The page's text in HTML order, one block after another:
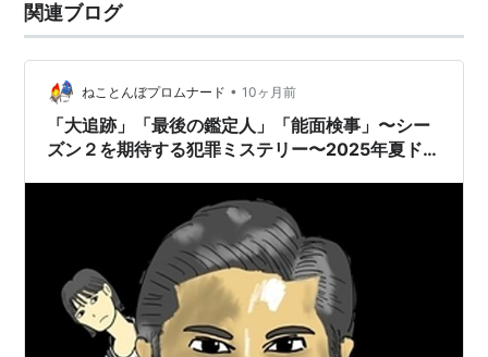
星の校則を知らない」です。このドラマは学園青春もの
ではあるのでしょうが、一風変わって…
関連ブログ
ねことんぼプロムナード • 10ヶ月前
「大追跡」「最後の鑑定人」「能面検事」〜シー
ズン２を期待する犯罪ミステリー〜2025年夏ドラ